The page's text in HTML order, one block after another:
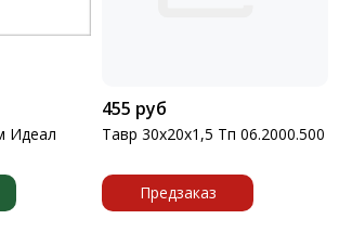
Идеал
455 руб
Тавр 30х20х1,5 Тп 06.2000.500
Предзаказ